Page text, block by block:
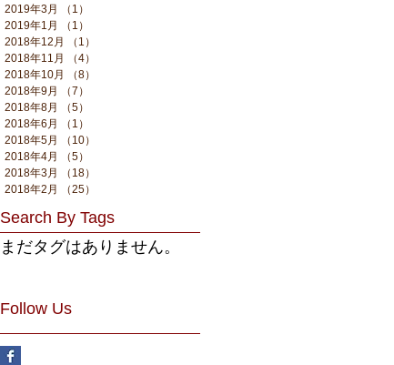
2019年3月 （1）
2019年1月
（1）
2018年12月
（1）
2018年11月
（4）
2018年10月
（8）
2018年9月
（7）
2018年8月
（5）
2018年6月
（1）
2018年5月
（10）
2018年4月
（5）
2018年3月
（18）
2018年2月
（25）
Search By Tags
まだタグはありません。
Follow Us